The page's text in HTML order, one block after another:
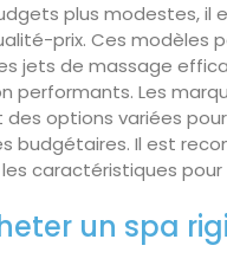
plus modestes, il
prix. Ces modèles
jets de massage
performants. Les
options variées
budgétaires. Il est
caractéristiques pour
un spa